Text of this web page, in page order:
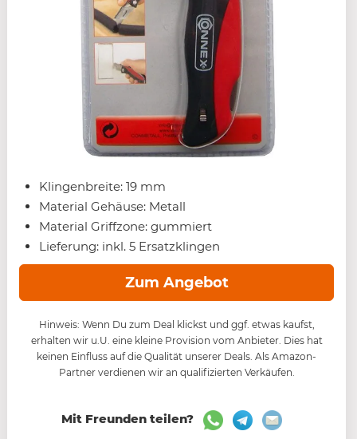
Klingenbreite: 19 mm
Material Gehäuse: Metall
Material Griffzone: gummiert
Lieferung: inkl. 5 Ersatzklingen
Zum Angebot
Hinweis: Wenn Du zum Deal klickst und ggf. etwas kaufst,
erhalten wir u.U. eine kleine Provision vom Anbieter. Dies hat
keinen Einfluss auf die Qualität unserer Deals. Als Amazon-
Partner verdienen wir an qualifizierten Verkäufen.
Mit Freunden teilen?